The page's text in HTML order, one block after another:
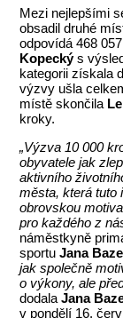
Mezi nejlepšími
obsadil druhé
odpovídá 468
Kopeckýs
kategorii získala
výzvy ušla
místě skončila
kroky.
„Výzva 10 000
obyvatele jak
aktivního
města, která tuto
obrovskou
pro každého z
náměstkyně
sportuJana
jak společně
o výkony, ale
dodalaJana
v pondělí 16.